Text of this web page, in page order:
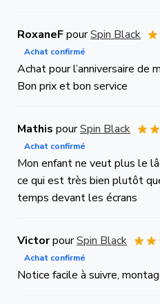
RoxaneFpourSpin Black
Achat confirmé
Achat pour l’anniversaire de
Bon prix et bon service
Mathis pourSpin Black
Achat confirmé
Mon enfant ne veut plus le
ce qui est très bien plutôt
temps devant les écrans
VictorpourSpin Black
Achat confirmé
Notice facile à suivre,